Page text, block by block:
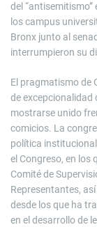
del
los campus
Bronx junto al
interrumpieron su
El pragmatismo de
de excepcionalidad
mostrarse unido
comicios. La
política
el Congreso, en los
Comité de
Representantes,
desde los que ha
en el desarrollo de